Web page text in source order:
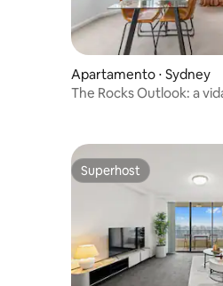
Apartamento ⋅ Sydney
The Rocks Outlook: a
Superhost
Superhost